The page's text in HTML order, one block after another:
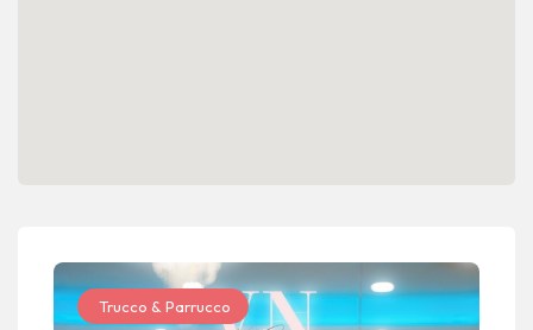
Trucco & Parrucco